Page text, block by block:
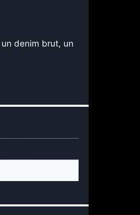
denim brut, un